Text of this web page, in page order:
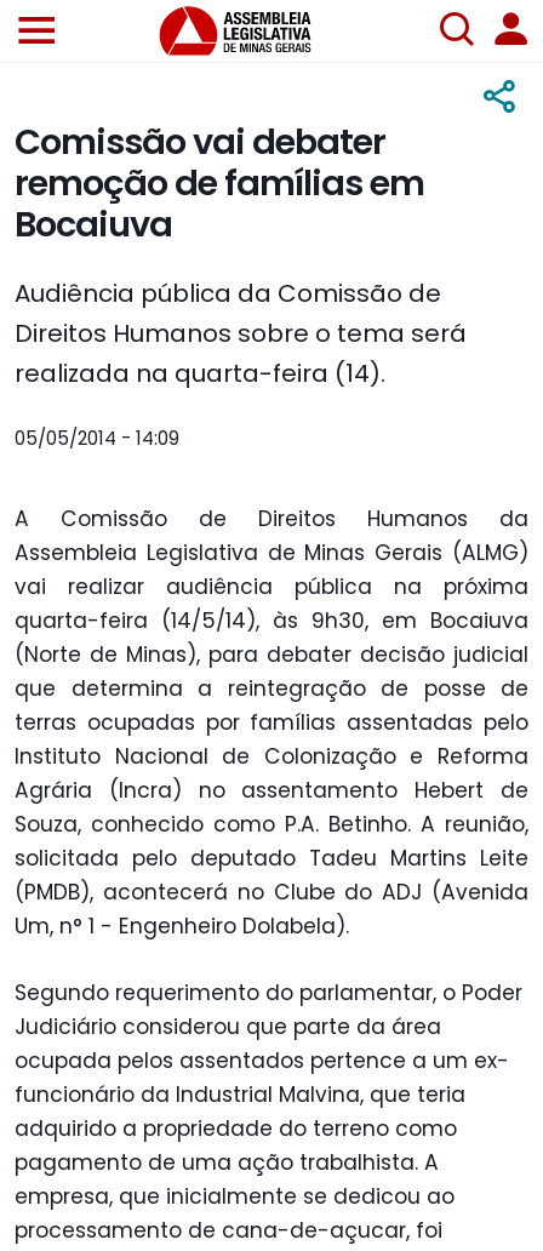
Comissão vai debater
remoção de famílias em
Bocaiuva
Audiência pública da Comissão de
Direitos Humanos sobre o tema será
realizada na quarta-feira (14).
05/05/2014 - 14:09
A Comissão de Direitos Humanos da
Assembleia Legislativa de Minas Gerais (ALMG)
vai realizar audiência pública na próxima
quarta-feira (14/5/14), às 9h30, em Bocaiuva
(Norte de Minas), para debater decisão judicial
que determina a reintegração de posse de
terras ocupadas por famílias assentadas pelo
Instituto Nacional de Colonização e Reforma
Agrária (Incra) no assentamento Hebert de
Souza, conhecido como P.A. Betinho. A reunião,
solicitada pelo deputado Tadeu Martins Leite
(PMDB), acontecerá no Clube do ADJ (Avenida
Um, n° 1 - Engenheiro Dolabela).
Segundo requerimento do parlamentar, o Poder
Judiciário considerou que parte da área
ocupada pelos assentados pertence a um ex-
funcionário da Industrial Malvina, que teria
adquirido a propriedade do terreno como
pagamento de uma ação trabalhista. A
empresa, que inicialmente se dedicou ao
processamento de cana-de-açucar, foi